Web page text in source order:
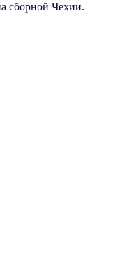
сборной Чехии.